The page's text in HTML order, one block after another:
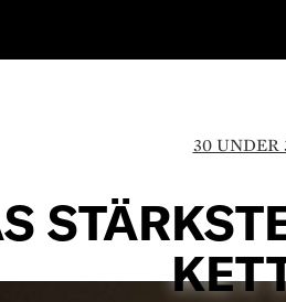
30 UNDER